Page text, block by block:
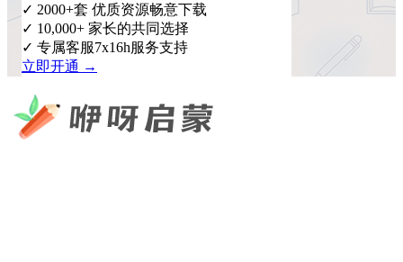
✓ 2000+套 优质资源畅意下载
✓ 10,000+ 家长的共同选择
✓ 专属客服7x16h服务支持
立即开通 →